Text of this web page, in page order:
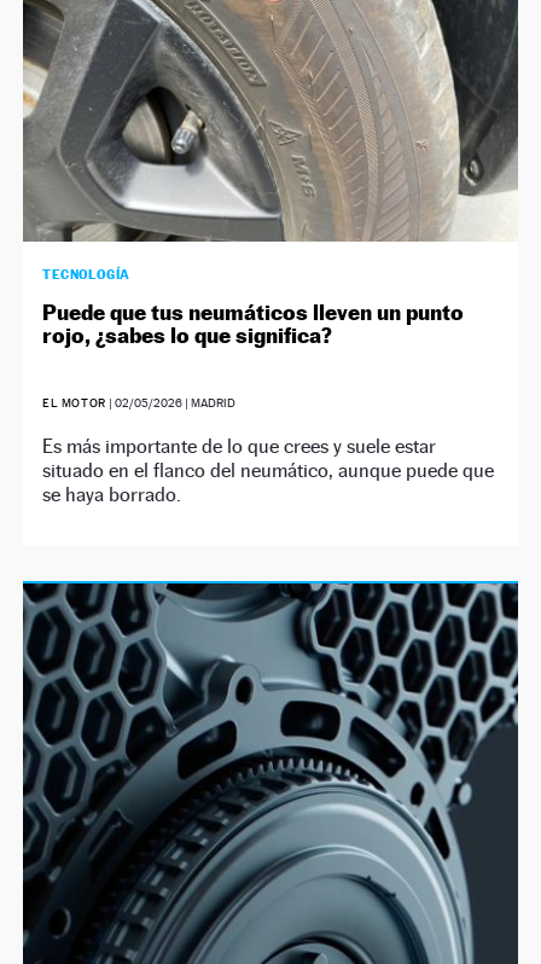
TECNOLOGÍA
Puede que tus neumáticos lleven un punto
rojo, ¿sabes lo que significa?
EL MOTOR | 02/05/2026| MADRID
Es más importante de lo que crees y suele estar
situado en el flanco del neumático, aunque puede que
se haya borrado.